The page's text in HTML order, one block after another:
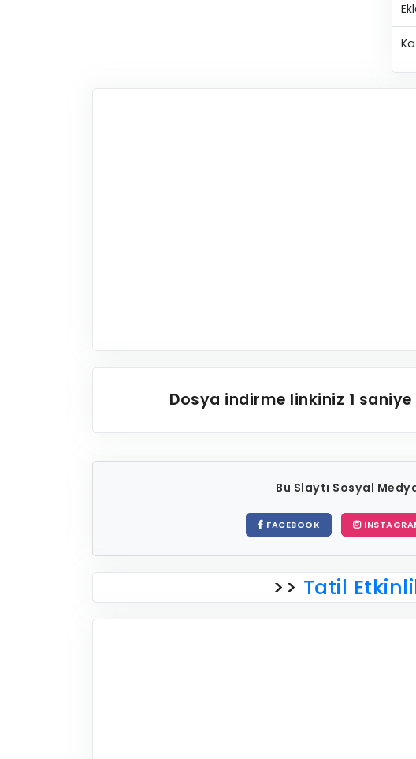
Dosya indirme linkiniz 1 saniye
Bu Slaytı Sosyal
FACEBOOK
>> Tatil